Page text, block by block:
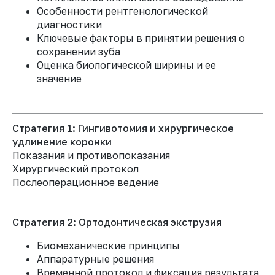
Особенности рентгенологической
диагностики
Ключевые факторы в принятии решения о
сохранении зуба
Оценка биологической ширины и ее
значение
Стратегия 1: Гингивотомия и хирургическое
удлинение коронки
Показания и противопоказания
Хирургический протокол
Послеоперационное ведение
Стратегия 2: Ортодонтическая экструзия
Биомеханические принципы
Аппаратурные решения
Временной протокол и фиксация результата
Разработаете
индивидуализиро-
ванные мульти-
дисциплинарные
планы лечениядля
Современные методы
лечения и инновационные
подходы
Динамическое наблюдение
и оценка результатов
Долгосрочный прогноз и
выживаемость зубов с
Практическая часть